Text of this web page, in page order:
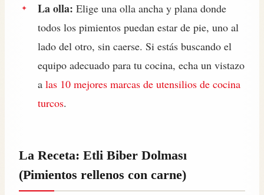
La olla: Elige una olla ancha y plana donde
todos los pimientos puedan estar de pie, uno al
lado del otro, sin caerse. Si estás buscando el
equipo adecuado para tu cocina, echa un vistazo
a las 10 mejores marcas de utensilios de cocina
turcos.
La Receta: Etli Biber Dolması
(Pimientos rellenos con carne)